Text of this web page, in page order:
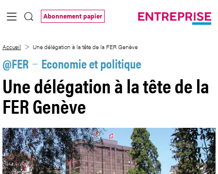
Saut au contenu principal
Abonnement papier
Accueil Une délégation à la tête de la FER Genève
@FER Economie et politique
Une délégation à la tête de la
FER Genève